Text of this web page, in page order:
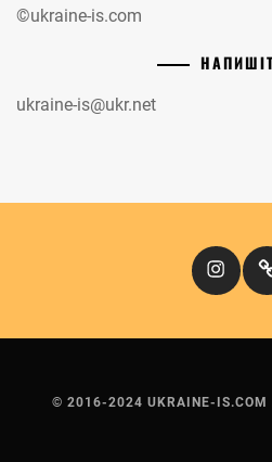
©ukraine-is.com
ukraine-is@ukr.net
© 2016-2024 UKRAINE-IS.COM